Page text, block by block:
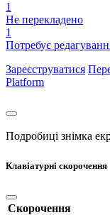
1
Не перекладено
1
Потребує
Зареєструватися
Platform
Подробиці знімка
Клавіатурні скорочення
Скорочення